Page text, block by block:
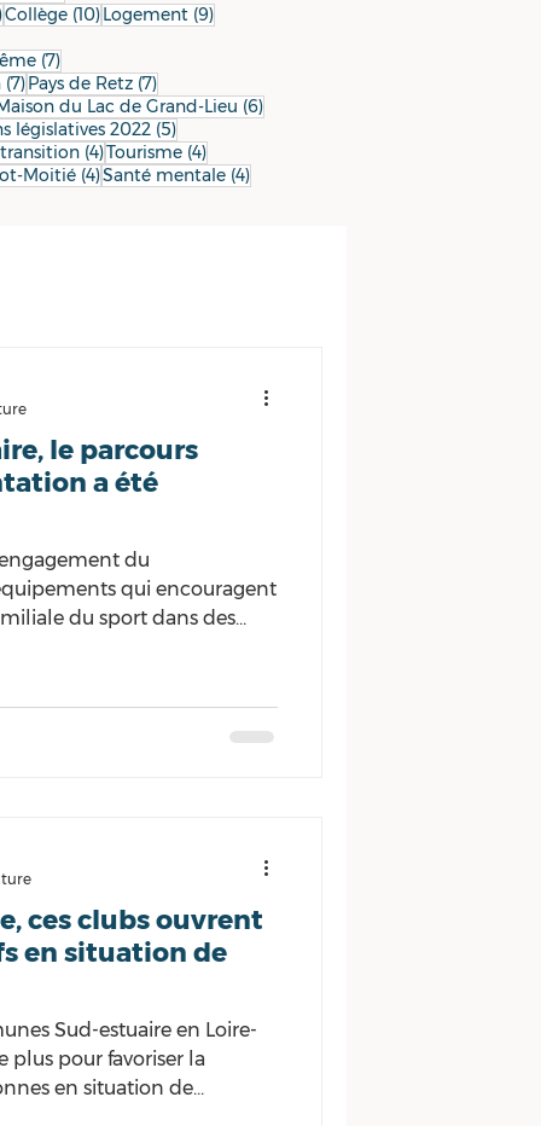
10 posts
Collège (10)10 posts
Logement (9)9 posts
(7)7 posts
(7)7 posts
Pays de Retz (7)7 posts
posts du Lac de Grand-Lieu (6)6 posts
législatives 2022 (5)5 posts
posts
transition (4)4 posts
Tourisme (4)4 posts
Moitié (4)4 posts
Santé mentale (4)4 posts
le parcours
a été
du
qui encouragent
du sport dans des
ces clubs ouvrent
en situation de
Sud-estuaire en Loire-
plus pour favoriser la
en situation de